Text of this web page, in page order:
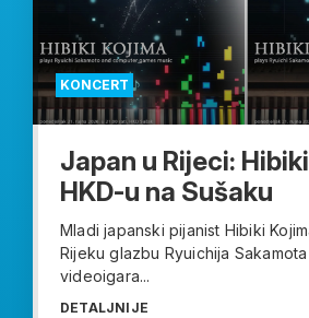
KONCERT
Japan u Rijeci:
HKD-u na Sušaku
Mladi japanski pijanist Hibiki
Rijeku glazbu Ryuichija
videoigara...
DETALJNIJE